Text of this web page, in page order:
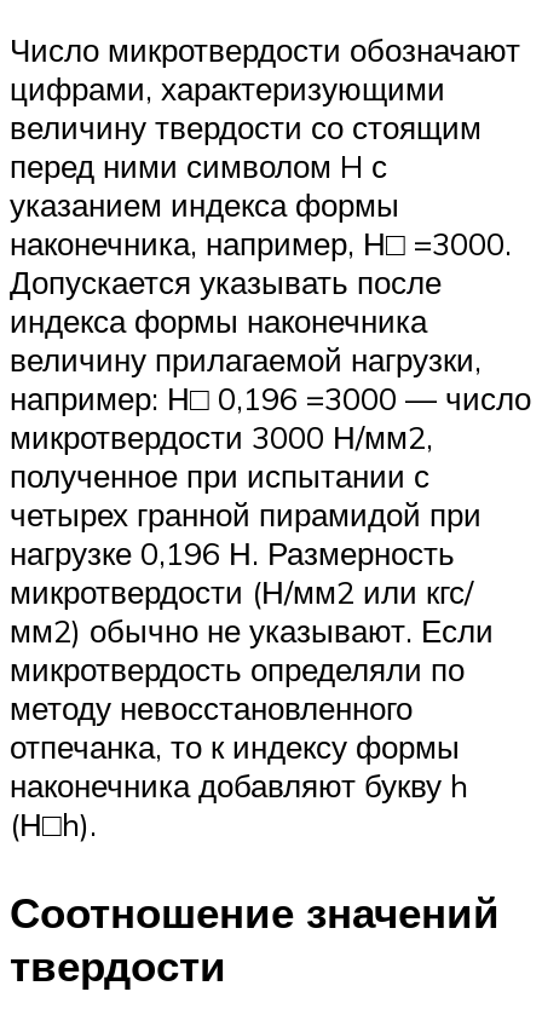
Число микротвердости обозначают
цифрами, характеризующими
величину твердости со стоящим
перед ними символом H с
указанием индекса формы
наконечника, например, Н□ =3000.
Допускается указывать после
индекса формы наконечника
величину прилагаемой нагрузки,
например: Н□ 0,196 =3000 — число
микротвердости 3000 Н/мм2,
полученное при испытании с
четырех гранной пирамидой при
нагрузке 0,196 Н. Размерность
микротвердости (Н/мм2 или кгс/
мм2) обычно не указывают. Если
микротвердость определяли по
методу невосстановленного
отпечанка, то к индексу формы
наконечника добавляют букву h
(Н□h).
Соотношение значений
твердости